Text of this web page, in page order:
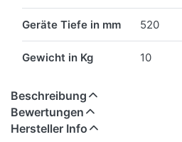
Geräte Tiefe in mm 520
Gewicht in Kg 10
Beschreibung
Bewertungen
Hersteller Info